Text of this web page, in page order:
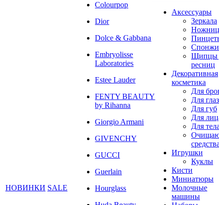
НОВИНКИ SALE
Colourpop
Dior
Dolce & Gabbana
Embryolisse
Laboratories
Estee Lauder
FENTY BEAUTY
by Rihanna
Giorgio Armani
GIVENCHY
GUCCI
Guerlain
Hourglass
Аксессуары
Зеркала
Спонжи
Щипцы
ресниц
Декоративная
косметика
Для
Для глаз
Для губ
Для
Для
Игрушки
Куклы
Кисти
Миниатюры
Молочные
машины